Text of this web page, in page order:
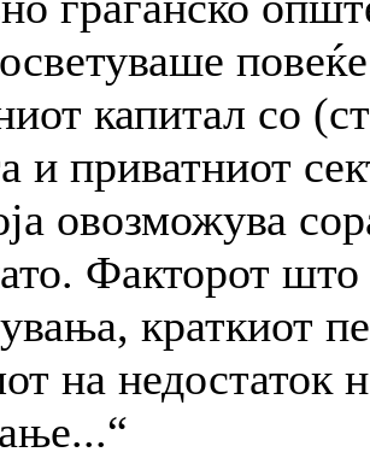
капитал со
и приватниот
овозможува
Факторот што
краткиот
на недостаток